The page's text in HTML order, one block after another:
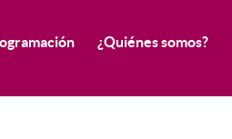
¿Quiénes somos?